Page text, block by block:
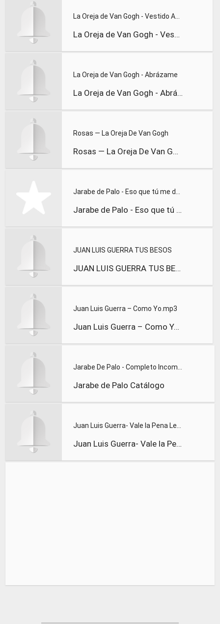
La Oreja de Van Gogh - Vestido Azul
La Oreja de Van Gogh - Abrázame
La Oreja de Van Gogh - Abrázame
Rosas — La Oreja De Van Gogh
Rosas — La Oreja De Van Gogh
Jarabe de Palo - Eso que tú me das
JUAN LUIS GUERRA TUS BESOS
JUAN LUIS GUERRA TUS BESOS
Juan Luis Guerra – Como Yo.mp3
Juan Luis Guerra – Como Yo.mp3
Jarabe de Palo Catálogo
Juan Luis Guerra- Vale la Pena Letra